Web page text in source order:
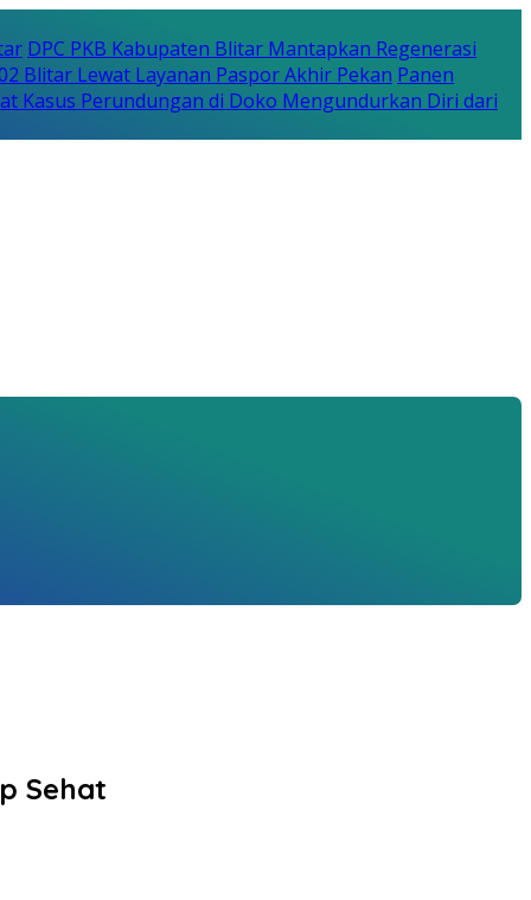
DPC PKB Kabupaten Blitar Mantapkan Regenerasi
Blitar Lewat Layanan Paspor Akhir Pekan Panen
Kasus Perundungan di Doko Mengundurkan Diri dari
Sehat